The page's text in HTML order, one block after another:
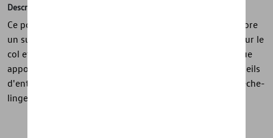
Description
Ce polo noir de la collection « R » est en coton fin et arbore
un subtil logo R noir sur la poitrine. Les rayures bleues sur le
col et les manches ainsi que la patte de boutonnage bleue
apportent une touche de fraîcheur et de sportivité. Conseils
d'entretien : laver en machine à 30°. Ne pas sécher au sèche-
linge.